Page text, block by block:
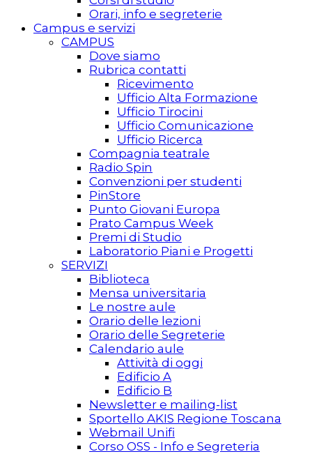
Orari, info e segreterie
Campus e servizi
CAMPUS
Dove siamo
Rubrica contatti
Ricevimento
Ufficio Alta Formazione
Ufficio Tirocini
Ufficio Comunicazione
Ufficio Ricerca
Compagnia teatrale
Radio Spin
Convenzioni per studenti
PinStore
Punto Giovani Europa
Prato Campus Week
Premi di Studio
Laboratorio Piani e Progetti
SERVIZI
Biblioteca
Mensa universitaria
Le nostre aule
Orario delle lezioni
Orario delle Segreterie
Calendario aule
Attività di oggi
Edificio A
Edificio B
Newsletter e mailing-list
Sportello AKIS Regione Toscana
Webmail Unifi
Corso OSS - Info e Segreteria